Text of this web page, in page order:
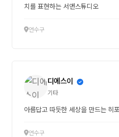
치를 표현하는 서앤스튜디오
연수구
디에스이
기타
아름답고 따듯한 세상을 만드
연수구